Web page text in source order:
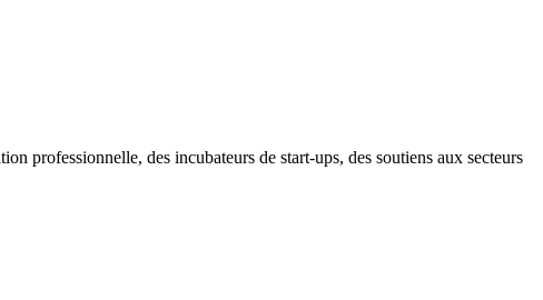
professionnelle, des incubateurs de start-ups, des soutiens aux secteurs